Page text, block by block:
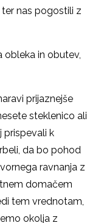
nas pogostili z
obleka in obutev,
prijaznejše
steklenico ali
prispevali k
da bo pohod
ravnanja z
domačem
tem vrednotam,
okolja z